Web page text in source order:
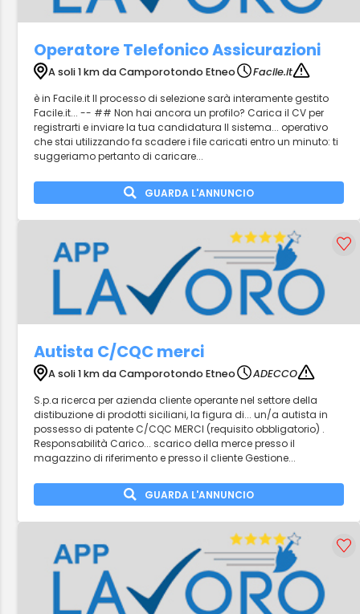
Operatore Telefonico Assicurazioni
A soli 1 km da Camporotondo Etneo
Facile.it
è in Facile.it Il processo di selezione sarà interamente gestito
Facile.it... -- ## Non hai ancora un profilo? Carica il CV per
registrarti e inviare la tua candidatura Il sistema... operativo
che stai utilizzando fa scadere i file caricati entro un minuto: ti
suggeriamo pertanto di caricare...
GUARDA L'ANNUNCIO
Autista C/CQC merci
A soli 1 km da Camporotondo Etneo
ADECCO
S.p.a ricerca per azienda cliente operante nel settore della
distibuzione di prodotti siciliani, la figura di... un/a autista in
possesso di patente C/CQC MERCI (requisito obbligatorio) .
Responsabilità Carico... scarico della merce presso il
magazzino di riferimento e presso il cliente Gestione...
GUARDA L'ANNUNCIO